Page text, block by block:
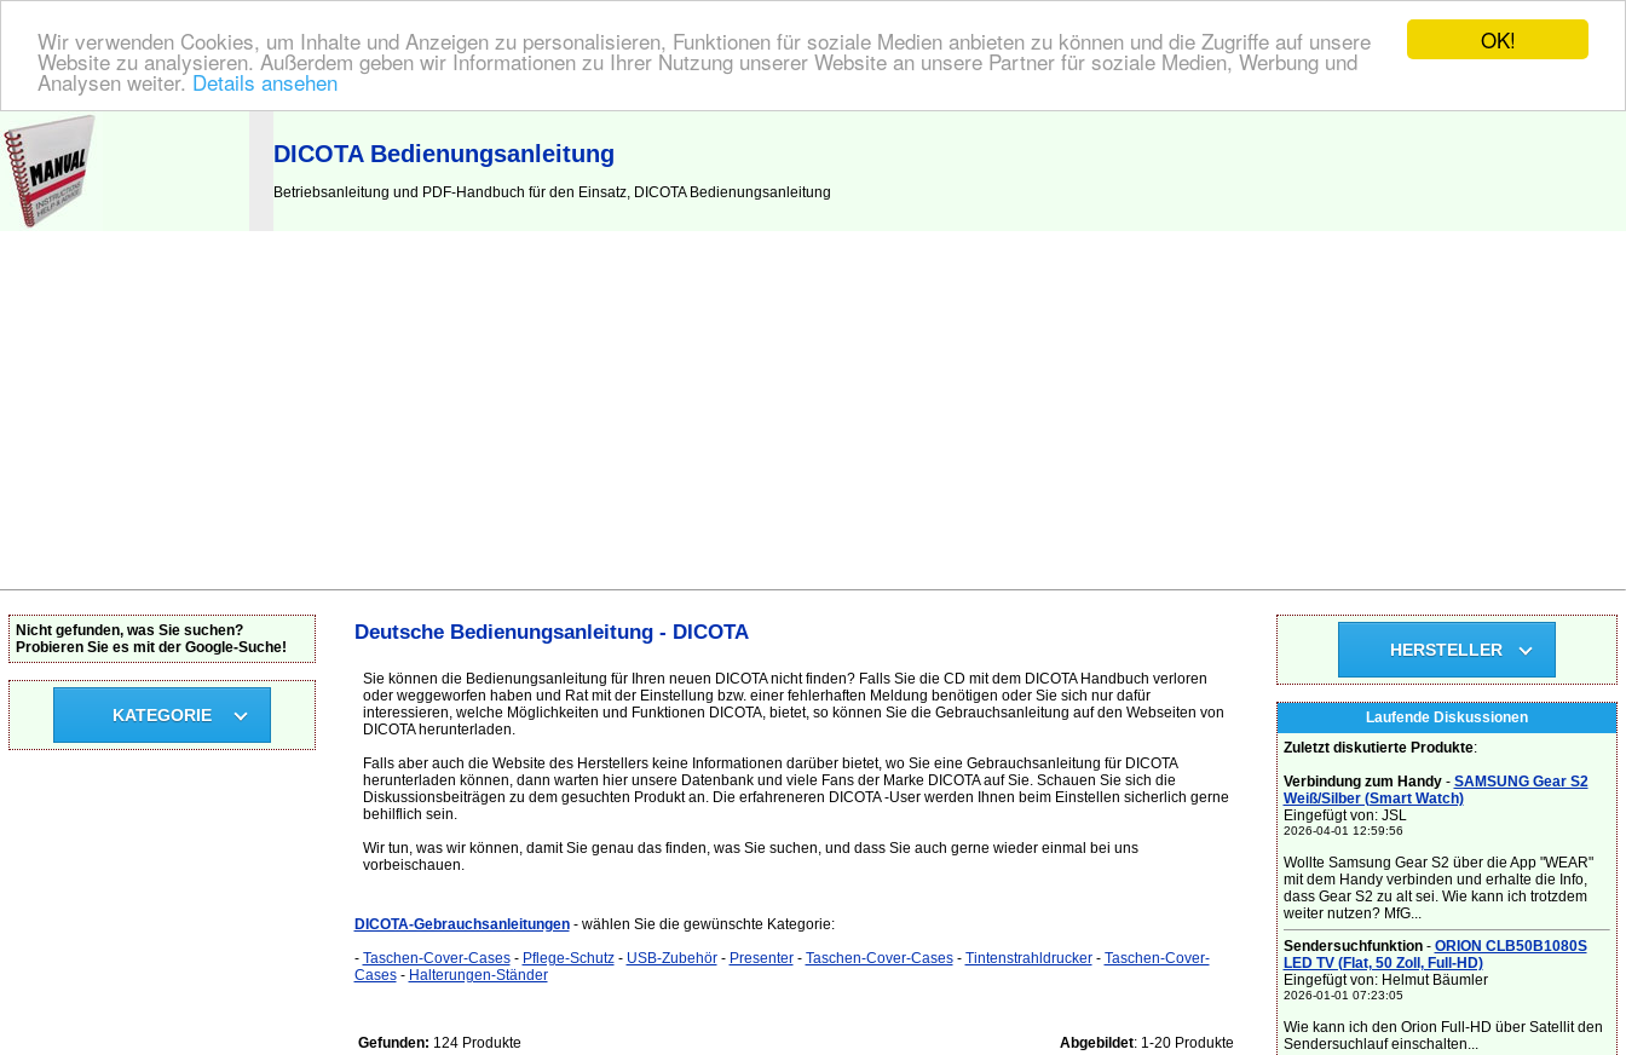
OK!
Wir verwenden Cookies, um Inhalte und Anzeigen zu personalisieren, Funktionen für soziale Medien anbieten zu können und die Zugriffe auf unsere
Website zu analysieren. Außerdem geben wir Informationen zu Ihrer Nutzung unserer Website an unsere Partner für soziale Medien, Werbung und
Analysen weiter. Details ansehen
BEDIENUNGSANLEITUNG | Hier finden Sie die deutsche Anleitung!
DICOTA Bedienungsanleitung
Betriebsanleitung und PDF-Handbuch für den Einsatz, DICOTA Bedienungsanleitung
Deutsche Bedienungsanleitung - DICOTA
Sie können die Bedienungsanleitung für Ihren neuen DICOTA nicht finden? Falls Sie die CD mit dem DICOTA Handbuch verloren
oder weggeworfen haben und Rat mit der Einstellung bzw. einer fehlerhaften Meldung benötigen oder Sie sich nur dafür
interessieren, welche Möglichkeiten und Funktionen DICOTA, bietet, so können Sie die Gebrauchsanleitung auf den Webseiten von
DICOTA herunterladen.
Falls aber auch die Website des Herstellers keine Informationen darüber bietet, wo Sie eine Gebrauchsanleitung für DICOTA
herunterladen können, dann warten hier unsere Datenbank und viele Fans der Marke DICOTA auf Sie. Schauen Sie sich die
Diskussionsbeiträgen zu dem gesuchten Produkt an. Die erfahreneren DICOTA -User werden Ihnen beim Einstellen sicherlich gerne
behilflich sein.
Wir tun, was wir können, damit Sie genau das finden, was Sie suchen, und dass Sie auch gerne wieder einmal bei uns
vorbeischauen.
DICOTA-Gebrauchsanleitungen - wählen Sie die gewünschte Kategorie:
- Taschen-Cover-Cases- Pflege-Schutz- USB-Zubehör- Presenter- Taschen-Cover-Cases- Tintenstrahldrucker- Taschen-Cover-
Cases- Halterungen-Ständer
Gefunden: 124 Produkte Abgebildet: 1-20 Produkte
Nicht gefunden, was Sie suchen?
Probieren Sie es mit der Google-Suche!
KATEGORIE
HERSTELLER
Laufende Diskussionen
Zuletzt diskutierte Produkte:
Verbindung zum Handy- SAMSUNG Gear S2
Weiß/Silber (Smart Watch)
Eingefügt von: JSL
2026-04-01 12:59:56
Wollte Samsung Gear S2 über die App "WEAR"
mit dem Handy verbinden und erhalte die Info,
dass Gear S2 zu alt sei. Wie kann ich trotzdem
weiter nutzen? MfG...
Sendersuchfunktion- ORION CLB50B1080S
LED TV (Flat, 50 Zoll, Full-HD)
Eingefügt von: Helmut Bäumler
2026-01-01 07:23:05
Wie kann ich den Orion Full-HD über Satellit den
Sendersuchlauf einschalten...